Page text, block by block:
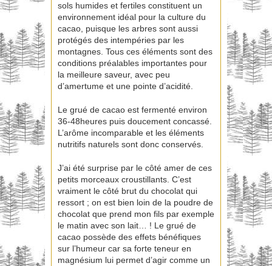
sols humides et fertiles constituent un
environnement idéal pour la culture du
cacao, puisque les arbres sont aussi
protégés des intempéries par les
montagnes. Tous ces éléments sont des
conditions préalables importantes pour
la meilleure saveur, avec peu
d’amertume et une pointe d’acidité.
Le grué de cacao est fermenté environ
36-48heures puis doucement concassé.
L’arôme incomparable et les éléments
nutritifs naturels sont donc conservés.
J’ai été surprise par le côté amer de ces
petits morceaux croustillants. C’est
vraiment le côté brut du chocolat qui
ressort ; on est bien loin de la poudre de
chocolat que prend mon fils par exemple
le matin avec son lait… ! Le grué de
cacao possède des effets bénéfiques
sur l’humeur car sa forte teneur en
magnésium lui permet d’agir comme un